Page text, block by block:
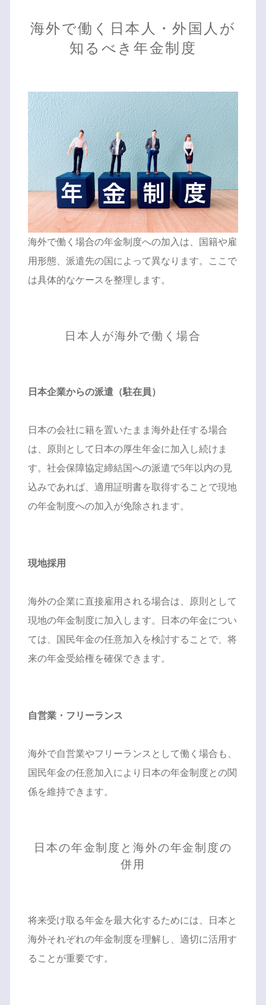
海外で働く日本人・外国人が
知るべき年金制度
海外で働く場合の年金制度への加入は、国籍や雇
用形態、派遣先の国によって異なります。ここで
は具体的なケースを整理します。
日本人が海外で働く場合
日本企業からの派遣（駐在員）
日本の会社に籍を置いたまま海外赴任する場合
は、原則として日本の厚生年金に加入し続けま
す。社会保障協定締結国への派遣で5年以内の見
込みであれば、適用証明書を取得することで現地
の年金制度への加入が免除されます。
現地採用
海外の企業に直接雇用される場合は、原則として
現地の年金制度に加入します。日本の年金につい
ては、国民年金の任意加入を検討することで、将
来の年金受給権を確保できます。
自営業・フリーランス
海外で自営業やフリーランスとして働く場合も、
国民年金の任意加入により日本の年金制度との関
係を維持できます。
日本の年金制度と海外の年金制度の
併用
将来受け取る年金を最大化するためには、日本と
海外それぞれの年金制度を理解し、適切に活用す
ることが重要です。